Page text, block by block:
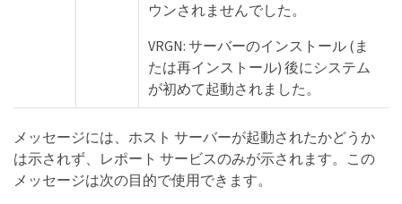
ウンされませんでした。
VRGN: サーバーのインストール (ま
たは再インストール) 後にシステム
が初めて起動されました。
メッセージには、ホスト サーバーが起動されたかどうか
は示されず、レポート サービスのみが示されます。この
メッセージは次の目的で使用できます。